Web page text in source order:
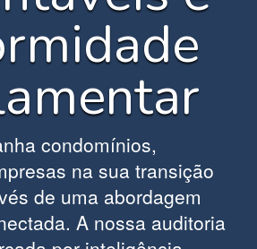
condomínios,
na sua transição
de uma abordagem
A nossa auditoria